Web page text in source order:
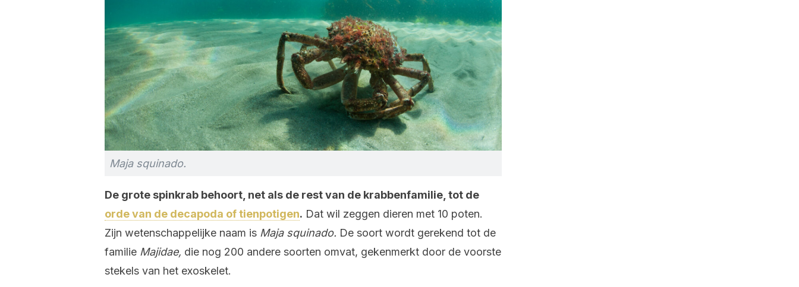
Maja squinado.
De grote spinkrab behoort, net als de rest van de krabbenfamilie, tot de
orde van de decapoda of tienpotigen. Dat wil zeggen dieren met 10 poten.
Zijn wetenschappelijke naam is Maja squinado. De soort wordt gerekend tot de
familie Majidae, die nog 200 andere soorten omvat, gekenmerkt door de voorste
stekels van het exoskelet.